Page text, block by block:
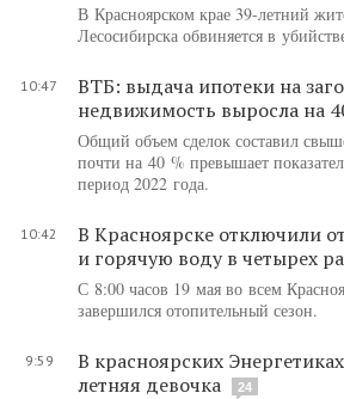
В Красноярском крае 39-летний
Лесосибирска обвиняется в
10:47
ВТБ: выдача ипотеки на
недвижимость выросла на
Общий объем сделок составил
почти на 40 % превышает
период 2022 года.
10:42
В Красноярске отключили
и горячую воду в четырех
С 8:00 часов 19 мая во всем
завершился отопительный сезон.
9:59
В красноярских
летняя девочка
24